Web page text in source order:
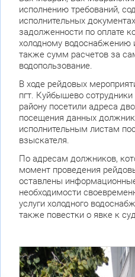
исполнению требований,
исполнительных
задолженности по оплате
холодному водоснабжению
также сумм расчетов за
водопользование.
В ходе рейдовых
пгт. Куйбышево
району посетили адреса
посещения данных
исполнительным листам
взыскателя.
По адресам должников,
момент проведения
оставлены
необходимости
услуги холодного
также повестки о явке к